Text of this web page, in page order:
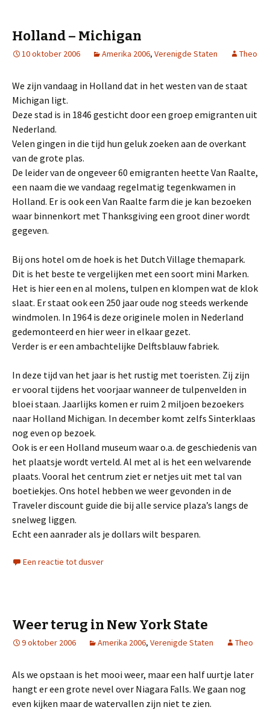
Holland – Michigan
10 oktober 2006 Amerika 2006, Verenigde Staten Theo
We zijn vandaag in Holland dat in het westen van de staat
Michigan ligt.
Deze stad is in 1846 gesticht door een groep emigranten uit
Nederland.
Velen gingen in die tijd hun geluk zoeken aan de overkant
van de grote plas.
De leider van de ongeveer 60 emigranten heette Van Raalte,
een naam die we vandaag regelmatig tegenkwamen in
Holland. Er is ook een Van Raalte farm die je kan bezoeken
waar binnenkort met Thanksgiving een groot diner wordt
gegeven.
Bij ons hotel om de hoek is het Dutch Village themapark.
Dit is het beste te vergelijken met een soort mini Marken.
Het is hier een en al molens, tulpen en klompen wat de klok
slaat. Er staat ook een 250 jaar oude nog steeds werkende
windmolen. In 1964 is deze originele molen in Nederland
gedemonteerd en hier weer in elkaar gezet.
Verder is er een ambachtelijke Delftsblauw fabriek.
In deze tijd van het jaar is het rustig met toeristen. Zij zijn
er vooral tijdens het voorjaar wanneer de tulpenvelden in
bloei staan. Jaarlijks komen er ruim 2 miljoen bezoekers
naar Holland Michigan. In december komt zelfs Sinterklaas
nog even op bezoek.
Ook is er een Holland museum waar o.a. de geschiedenis van
het plaatsje wordt verteld. Al met al is het een welvarende
plaats. Vooral het centrum ziet er netjes uit met tal van
boetiekjes. Ons hotel hebben we weer gevonden in de
Traveler discount guide die bij alle service plaza’s langs de
snelweg liggen.
Echt een aanrader als je dollars wilt besparen.
Een reactie tot dusver
Weer terug in New York State
9 oktober 2006 Amerika 2006, Verenigde Staten Theo
Als we opstaan is het mooi weer, maar een half uurtje later
hangt er een grote nevel over Niagara Falls. We gaan nog
even kijken maar de watervallen zijn niet te zien.